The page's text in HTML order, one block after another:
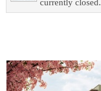
currently closed.